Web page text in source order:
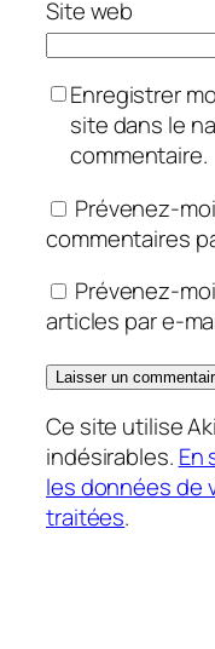
Site web
Enregistrer
site dans le
commentaire.
Prévenez-
commentaires
Prévenez-
articles par e-
Ce site utilise
indésirables. En
les données de
traitées.